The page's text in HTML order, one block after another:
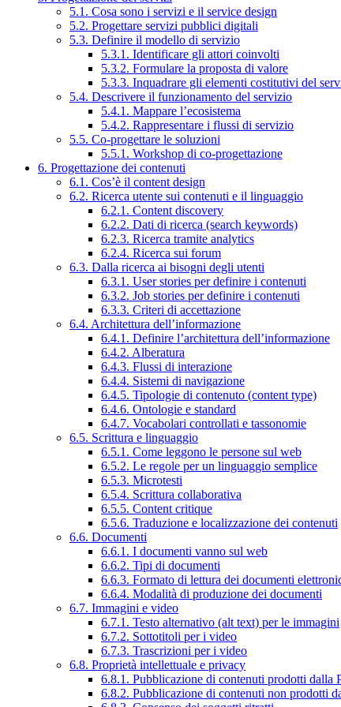
5.1. Cosa sono i servizi e il service design
5.2. Progettare servizi pubblici digitali
5.3. Definire il modello di servizio
5.3.1. Identificare gli attori coinvolti
5.3.2. Formulare la proposta di valore
5.3.3. Inquadrare gli elementi costitutivi del
5.4. Descrivere il funzionamento del servizio
5.4.1. Mappare l’ecosistema
5.4.2. Rappresentare i flussi di servizio
5.5. Co-progettare le soluzioni
5.5.1. Workshop di co-progettazione
6. Progettazione dei contenuti
6.1. Cos’è il content design
6.2. Ricerca utente sui contenuti e il linguaggio
6.2.1. Content discovery
6.2.2. Dati di ricerca (search keywords)
6.2.3. Ricerca tramite analytics
6.2.4. Ricerca sui forum
6.3. Dalla ricerca ai bisogni degli utenti
6.3.1. User stories per definire i contenuti
6.3.2. Job stories per definire i contenuti
6.3.3. Criteri di accettazione
6.4. Architettura dell’informazione
6.4.1. Definire l’architettura dell’informazione
6.4.2. Alberatura
6.4.3. Flussi di interazione
6.4.4. Sistemi di navigazione
6.4.5. Tipologie di contenuto (content type)
6.4.6. Ontologie e standard
6.4.7. Vocabolari controllati e tassonomie
6.5. Scrittura e linguaggio
6.5.1. Come leggono le persone sul web
6.5.2. Le regole per un linguaggio semplice
6.5.3. Microtesti
6.5.4. Scrittura collaborativa
6.5.5. Content critique
6.5.6. Traduzione e localizzazione dei contenuti
6.6. Documenti
6.6.1. I documenti vanno sul web
6.6.2. Tipi di documenti
6.6.3. Formato di lettura dei documenti
6.6.4. Modalità di produzione dei documenti
6.7. Immagini e video
6.7.1. Testo alternativo (alt text) per le immagini
6.7.2. Sottotitoli per i video
6.7.3. Trascrizioni per i video
6.8. Proprietà intellettuale e privacy
6.8.1. Pubblicazione di contenuti prodotti dalla
6.8.2. Pubblicazione di contenuti non prodotti